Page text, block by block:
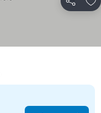
Sdílet